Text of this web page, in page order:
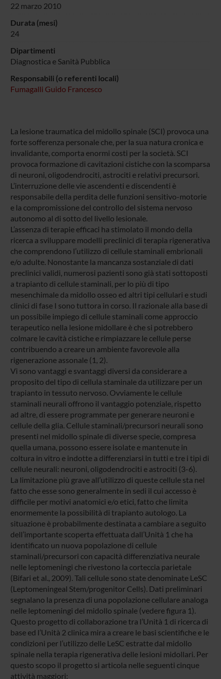
22 marzo 2010
Durata (mesi)
24
Dipartimenti
Diagnostica e Sanità Pubblica
Responsabili (o referenti locali)
Fumagalli Guido Francesco
La lesione traumatica del midollo spinale (SCI) provoca una
forte sofferenza personale che, per la sua natura cronica e
invalidante, comporta enormi costi per la società. SCI
provoca formazione di cavitazioni cistiche con la scomparsa
di neuroni, oligodendrociti, astrociti e relativi precursori.
L’interruzione delle vie ascendenti e discendenti è
responsabile della perdita delle funzioni sensitivo-motorie
e la compromissione del controllo del sistema nervoso
autonomo al di sotto del livello lesionale.
L’assenza di terapie efficaci ha stimolato il mondo della
ricerca a sviluppare modelli preclinici di terapia rigenerativa
che comprendono l’utilizzo di cellule staminali embrionali
e/o adulte. Nonostante la mancanza sostanziale di dati
preclinici validi, numerosi pazienti sono già stati sottoposti
a trapianto di cellule staminali, per lo più di tipo
mesenchimale da midollo osseo ed altri tipi cellulari e studi
clinici di fase I sono tuttora in corso. Il razionale alla base di
un possibile impiego di cellule staminali come approccio
terapeutico nella lesione midollare è che si potrebbero
colmare le cavità cistiche e rimpiazzare le cellule perse
contribuendo a creare un ambiente favorevole alla
rigenerazione assonale (1, 2).
Vi sono vantaggi e svantaggi diversi da considerare a
proposito del tipo di cellula staminale da utilizzare per un
trapianto in tessuto nervoso. Ovviamente le cellule
staminali neurali offrono il vantaggio potenziale, rispetto
ad altre, di essere programmate per generare neuroni e
cellule della glia. Cellule staminali/precursori neurali sono
presenti nel midollo spinale di diverse specie, compresa
quella umana, possono essere isolate e mantenute in
coltura in vitro e indotte a differenziarsi in tutti e tre i tipi di
cellule neurali: neuroni, oligodendrociti e astrociti (3-6).
La limitazione più grave all’utilizzo di queste cellule sta nel
fatto che esse sono generalmente in sedi il cui accesso è
difficile per motivi anatomici e/o etici, fatto che limita
enormemente la possibilità di trapianto autologo. La
situazione è probabilmente destinata a cambiare a seguito
dell’importante scoperta effettuata dall’Unità 1 che ha
identificato un nuova popolazione di cellule
staminali/precursori con capacità differenziativa neurale
nelle leptomeningi che rivestono la corteccia parietale
(Bifari et al., 2009). Tali cellule sono state denominate LeSC
(Leptomeningeal Stem/progenitor Cells). Dati preliminari
segnalano la presenza di una popolazione cellulare analoga
nelle leptomeningi del midollo spinale (vedere figura 1).
Questo progetto di collaborazione tra l’Unità 1 di ricerca di
base ed l’Unità 2 clinica mira a creare le basi scientifiche e le
condizioni per l’utilizzo delle LeSC estratte dal midollo
spinale nella terapia rigenerativa delle lesioni midollari. Per
questo scopo il progetto si articola nelle seguenti cinque
attività maggiori: